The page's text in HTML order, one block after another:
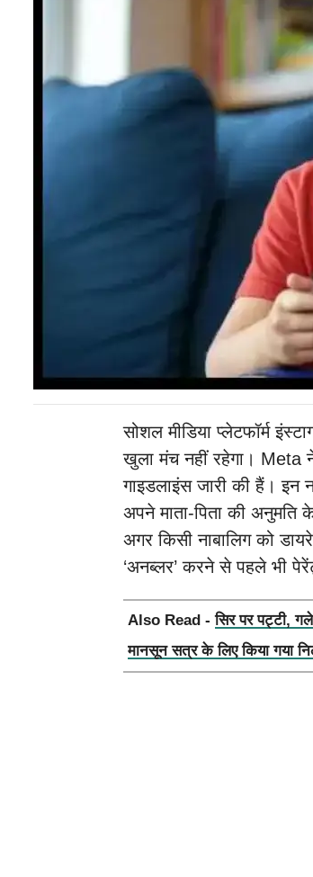
सोशल मीडिया प्लेटफॉर्म
खुला मंच नहीं रहेगा। Meta
गाइडलाइंस जारी की हैं।
अपने माता-पिता की अनुमति
अगर किसी नाबालिग को
‘अनब्लर’ करने से पहले भी
Also Read -सिर पर पट्टी,
मानसून सत्र के लिए किया गया